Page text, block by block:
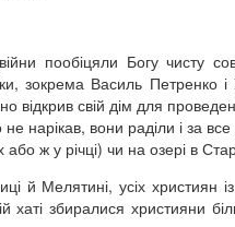
пообіцяли Богу чисту
зокрема Василь Петренко
свій дім для
нарікав, вони раділи і за
ж у річці) чи на озері в
й Мелятині, усіх християн
хаті збиралися християни